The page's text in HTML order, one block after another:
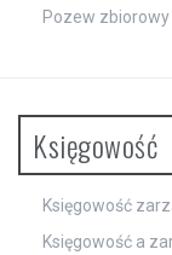
Pozew
Księgowość
Księgowość
Księgowość a